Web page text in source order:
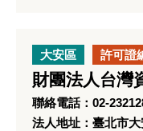
大安區 許可證
財團法人台灣
聯絡電話：02-
法人地址：臺北市